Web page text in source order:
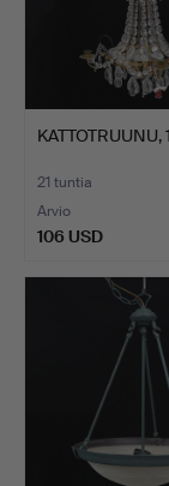
21 tuntia
Arvio
106 USD